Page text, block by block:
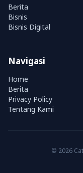
Berita
Bisnis
Bisnis Digital
Navigasi
Home
Berita
Privacy Policy
Tentang Kami
© 2026